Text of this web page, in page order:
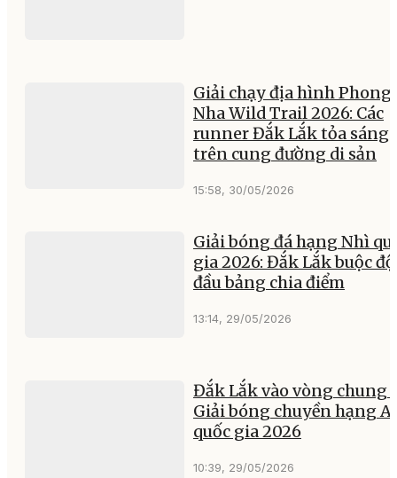
Giải chạy địa hình Phong
Nha Wild Trail 2026: Các
runner Đắk Lắk tỏa sáng
trên cung đường di sản
15:58, 30/05/2026
Giải bóng đá hạng Nhì
gia 2026: Đắk Lắk buộc
đầu bảng chia điểm
13:14, 29/05/2026
Đắk Lắk vào vòng chung
Giải bóng chuyền hạng A
quốc gia 2026
10:39, 29/05/2026